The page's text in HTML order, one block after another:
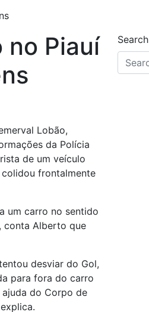
no Piauí
Lobão,
da Polícia
de um veículo
frontalmente
um carro no sentido
conta Alberto que
desviar do Gol,
para fora do carro
do Corpo de
Search